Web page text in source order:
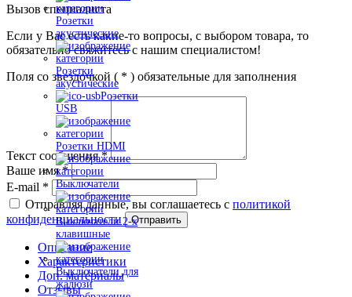
Розетки
акустические
Розетки
акустические
Розетки
USB
Розетки HDMI
Выключатели
Выключатели 2-х
клавишные
Выключатели для
жалюзи
Вызов специалиста
Если у Вас есть какие-то вопросы, с выбором товара, то
обязательно свяжитесь с нашим специалистом!
Поля со звездочкой ( * ) обязательные для заполнения
Текст сообщения*
Ваше имя*
E-mail *
Отправляя данные, вы соглашаетесь с политикой
конфиденциальности
Отправить
Описание
Характеристики
Доп. материалы
Отзывы